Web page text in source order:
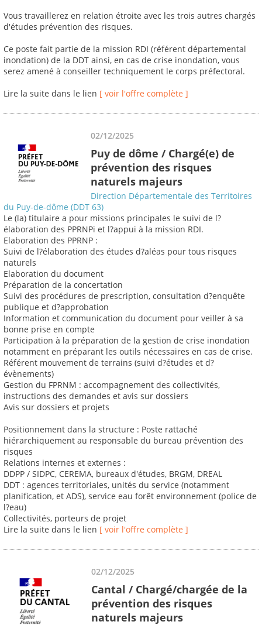
Vous travaillerez en relation étroite avec les trois autres chargés
d'études prévention des risques.
Ce poste fait partie de la mission RDI (référent départemental
inondation) de la DDT ainsi, en cas de crise inondation, vous
serez amené à conseiller techniquement le corps préfectoral.
Lire la suite dans le lien [ voir l'offre complète ]
02/12/2025
Puy de dôme / Chargé(e) de
prévention des risques
naturels majeurs
Direction Départementale des Territoires
du Puy-de-dôme (DDT 63)
Le (la) titulaire a pour missions principales le suivi de l?
élaboration des PPRNPi et l?appui à la mission RDI.
Elaboration des PPRNP :
Suivi de l?élaboration des études d?aléas pour tous risques
naturels
Elaboration du document
Préparation de la concertation
Suivi des procédures de prescription, consultation d?enquête
publique et d?approbation
Information et communication du document pour veiller à sa
bonne prise en compte
Participation à la préparation de la gestion de crise inondation
notamment en préparant les outils nécessaires en cas de crise.
Référent mouvement de terrains (suivi d?études et d?
évènements)
Gestion du FPRNM : accompagnement des collectivités,
instructions des demandes et avis sur dossiers
Avis sur dossiers et projets
Positionnement dans la structure : Poste rattaché
hiérarchiquement au responsable du bureau prévention des
risques
Relations internes et externes :
DDPP / SIDPC, CEREMA, bureaux d'études, BRGM, DREAL
DDT : agences territoriales, unités du service (notamment
planification, et ADS), service eau forêt environnement (police de
l?eau)
Collectivités, porteurs de projet
Lire la suite dans le lien [ voir l'offre complète ]
02/12/2025
Cantal / Chargé/chargée de la
prévention des risques
naturels majeurs